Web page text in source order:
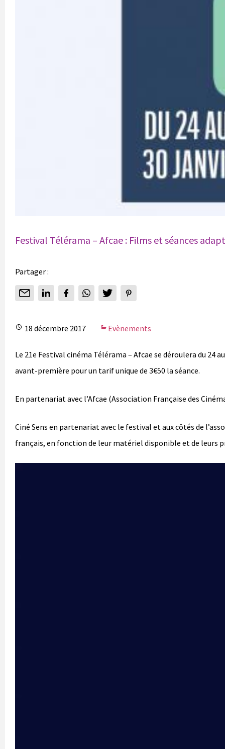
Festival Télérama – Afcae : Films et séances
Partager :
18 décembre 2017 Evènements
Le 21e Festival cinéma Télérama – Afcae se déroulera du
avant-première pour un tarif unique de 3€50 la séance.
En partenariat avec l’Afcae (Association Française des
Ciné Sens en partenariat avec le festival et aux côtés de
français, en fonction de leur matériel disponible et de leurs